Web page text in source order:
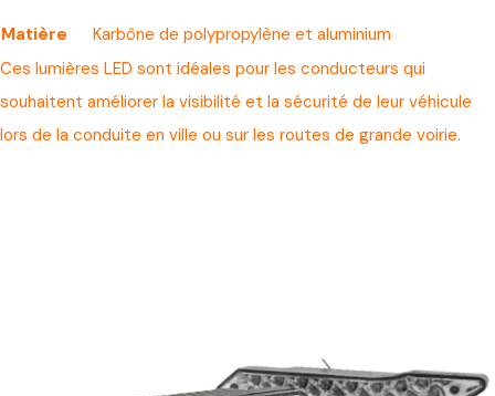
Matière
Karbône de polypropylène et aluminium
Ces lumières LED sont idéales pour les conducteurs qui
souhaitent améliorer la visibilité et la sécurité de leur véhicule
lors de la conduite en ville ou sur les routes de grande voirie.